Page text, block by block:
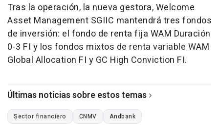
Tras la operación, la nueva gestora, Welcome
Asset Management SGIIC mantendrá tres fondos
de inversión: el fondo de renta fija WAM Duración
0-3 FI y los fondos mixtos de renta variable WAM
Global Allocation FI y GC High Conviction FI.
Últimas noticias sobre estos temas
Sector financiero CNMV Andbank